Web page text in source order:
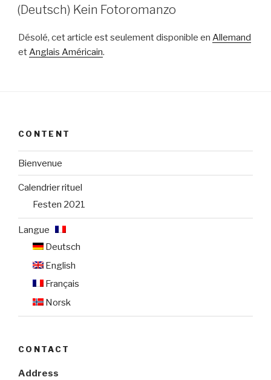
LE
(Deutsch) Kein Fotoromanzo
Désolé, cet article est seulement disponible en Allemand
etAnglais Américain.
CONTENT
Bienvenue
Calendrier rituel
Festen 2021
Langue :
Deutsch
English
Français
Norsk
CONTACT
Address